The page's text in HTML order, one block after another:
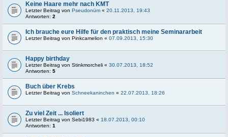
Keine Haare mehr nach KMT
Letzter Beitrag von Pseudonüm « 20.11.2013, 19:43
Antworten: 2
Ich brauche eure Hilfe für den praktisch meine Seminararbeit
Letzter Beitrag von Pinkcamelion « 07.09.2013, 15:30
Happy birthday
Letzter Beitrag von Stinkmorcheli « 30.07.2013, 18:52
Antworten: 5
Buch über Krebs
Letzter Beitrag von Schneekaninchen « 22.07.2013, 18:26
Zu viel Zeit ... Isoliert
Letzter Beitrag von Sebi1983 « 18.07.2013, 00:10
Antworten: 1